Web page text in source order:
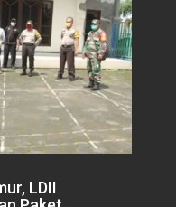
LDII